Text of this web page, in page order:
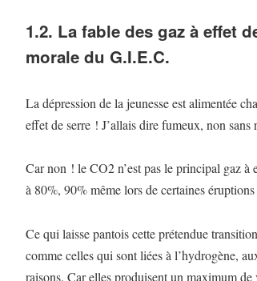
1.2. La fable des gaz à effet
morale du G.I.E.C.
La dépression de la jeunesse est alimentée
effet de serre ! J’allais dire fumeux, non sans
Car non ! le CO2 n’est pas le principal gaz à
à 80%, 90% même lors de certaines
Ce qui laisse pantois cette prétendue
comme celles qui sont liées à l’hydrogène,
raisons. Car elles produisent un maximum